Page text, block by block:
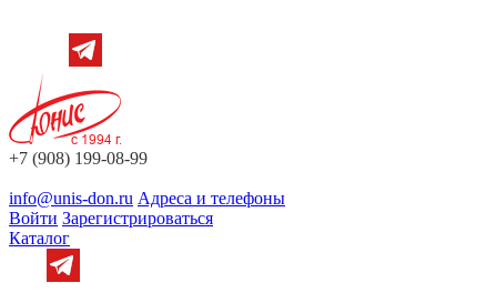
+7 (908) 199-08-99
info@unis-don.ru Адреса и телефоны
Войти Зарегистрироваться
Каталог